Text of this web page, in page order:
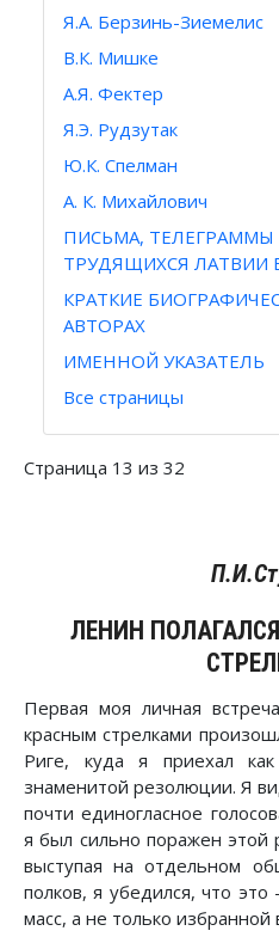
Я.А. Берзинь-Зиемелис
В.К. Мишке
А.Я. Фектер
Я.Э. Рудзутак
Ю.К. Спелман
А. К. Михайлович
ПИСЬМА, ТЕЛЕГРАММЫ
ТРУДЯЩИХСЯ ЛАТВИИ
КРАТКИЕ
АВТОРАХ
ИМЕННОЙ УКАЗАТЕЛЬ
Все страницы
Страница 13 из 32
ЛЕНИН
Первая моя личная
красным стрелками
Риге, куда я приехал
знаменитой резолюции. Я
почти единогласное
я был сильно поражен
выступая на отдельном
полков, я убедился, что
масс, а не только избранной